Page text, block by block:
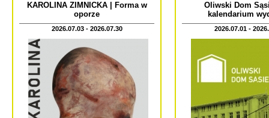
KAROLINA ZIMNICKA | Forma w
oporze
2026.07.03 - 2026.07.30
Oliwski Dom
kalendarium
2026.07.01 -